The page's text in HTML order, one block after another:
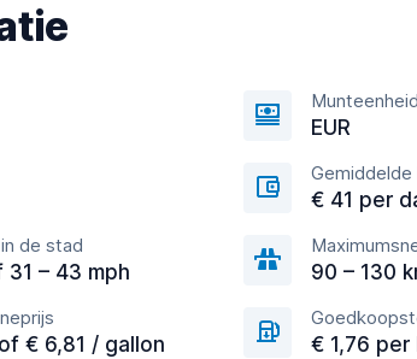
Munteenheid
EUR
Gemiddelde
€ 41 per
de stad
31 – 43 mph 90 – 130
€ 6,81 / gallon € 1,76